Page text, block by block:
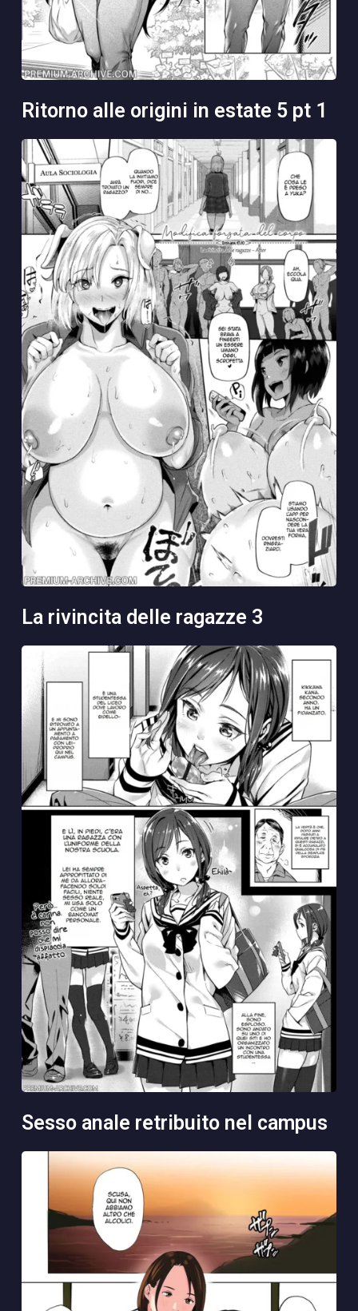
ritorno alle origini in estate 5 pt 1
la rivincita delle ragazze 3
sesso anale retribuito nel campus